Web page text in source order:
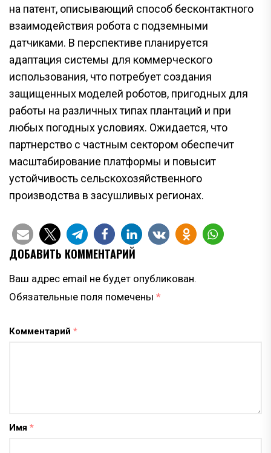
на патент, описывающий способ бесконтактного
взаимодействия робота с подземными
датчиками. В перспективе планируется
адаптация системы для коммерческого
использования, что потребует создания
защищенных моделей роботов, пригодных для
работы на различных типах плантаций и при
любых погодных условиях. Ожидается, что
партнерство с частным сектором обеспечит
масштабирование платформы и повысит
устойчивость сельскохозяйственного
производства в засушливых регионах.
ДОБАВИТЬ КОММЕНТАРИЙ
Ваш адрес email не будет опубликован.
Обязательные поля помечены *
Комментарий *
Имя *